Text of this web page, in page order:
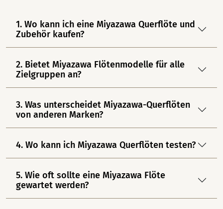
1. Wo kann ich eine Miyazawa Querflöte und
Zubehör kaufen?
2. Bietet Miyazawa Flötenmodelle für alle
Zielgruppen an?
3. Was unterscheidet Miyazawa-Querflöten
von anderen Marken?
4. Wo kann ich Miyazawa Querflöten testen?
5. Wie oft sollte eine Miyazawa Flöte
gewartet werden?